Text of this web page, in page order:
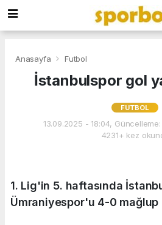
Anasayfa Futbol
İstanbulspor gol
FUTBOL
13.09.2025 - 18:04,
4231+ kez
1. Lig'in 5. haftasında
Ümraniyespor'u 4-0 mağlup